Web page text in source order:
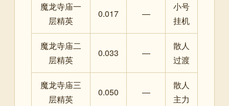
魔龙寺庙一
层精英
0.017 —
小号
挂机
魔龙寺庙二
层精英
0.033 —
散人
过渡
魔龙寺庙三
层精英
0.050 —
散人
主力